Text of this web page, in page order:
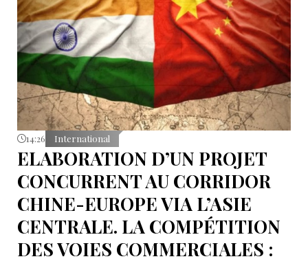
14:26 International
ELABORATION D’UN PROJET
CONCURRENT AU CORRIDOR
CHINE-EUROPE VIA L’ASIE
CENTRALE. LA COMPÉTITION
DES VOIES COMMERCIALES :